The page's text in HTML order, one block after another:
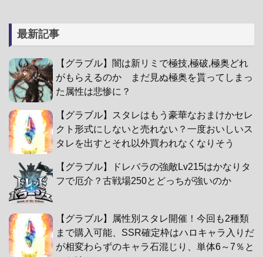
最新記事
【グラブル】闇は新リミで極技,極破,極奥どれ
がもらえるのか まだ見ぬ極奥を貰ってしまっ
た属性は悲惨に？
【グラブル】スタレはもう豪華なおまけかセレ
クト形式にしないと売れない？一度おいしいス
タレを出すとそれ以外買われなくなりそう
【グラブル】ドレバラの強敵Lv215はかなりタ
フで厄介？古戦場250とどっちが強いのか
【グラブル】属性別スタレ開催！今回も2種類
まで購入可能、SSR確定枠はハロキャラ入りだ
が相変わらずのキャラ石混じり、単体6～7％と